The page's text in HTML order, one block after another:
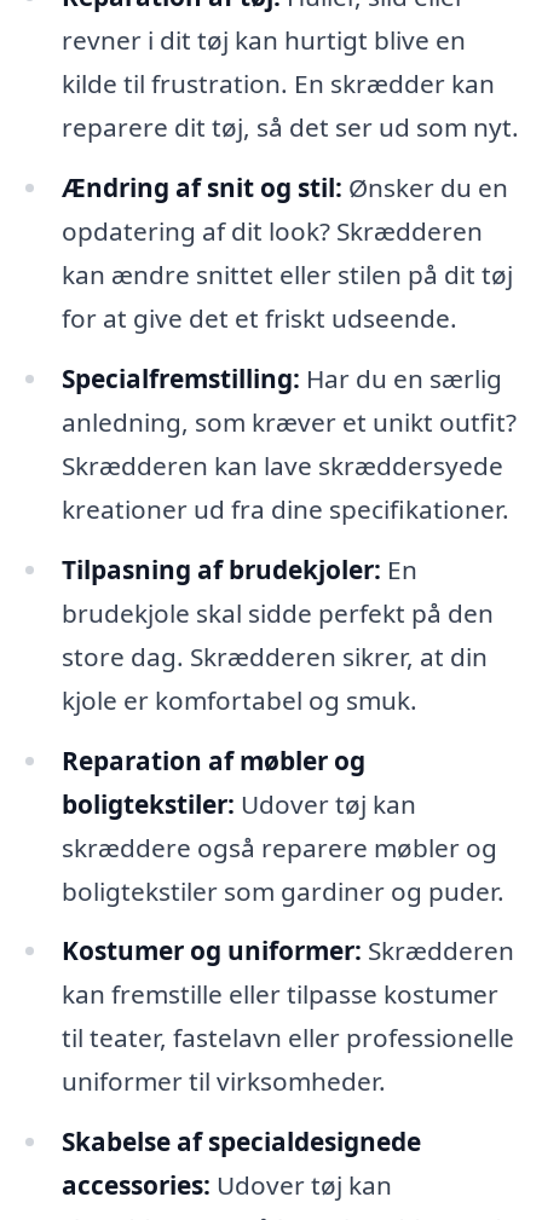
revner i dit tøj kan hurtigt blive en
kilde til frustration. En skrædder kan
reparere dit tøj, så det ser ud som nyt.
Ændring af snit og stil: Ønsker du en
opdatering af dit look? Skrædderen
kan ændre snittet eller stilen på dit tøj
for at give det et friskt udseende.
Specialfremstilling: Har du en særlig
anledning, som kræver et unikt outfit?
Skrædderen kan lave skræddersyede
kreationer ud fra dine specifikationer.
Tilpasning af brudekjoler: En
brudekjole skal sidde perfekt på den
store dag. Skrædderen sikrer, at din
kjole er komfortabel og smuk.
Reparation af møbler og
boligtekstiler: Udover tøj kan
skræddere også reparere møbler og
boligtekstiler som gardiner og puder.
Kostumer og uniformer: Skrædderen
kan fremstille eller tilpasse kostumer
til teater, fastelavn eller professionelle
uniformer til virksomheder.
Skabelse af specialdesignede
accessories: Udover tøj kan